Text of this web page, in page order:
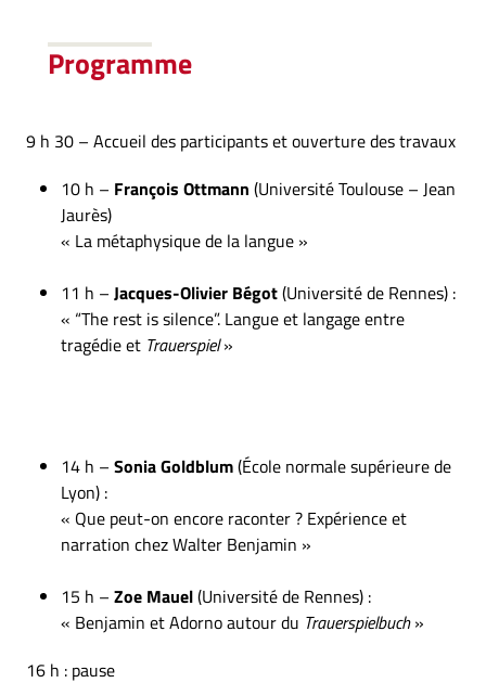
Programme
9 h 30 – Accueil des participants et ouverture des travaux
10 h – François Ottmann (Université Toulouse – Jean
Jaurès)
« La métaphysique de la langue »
11 h – Jacques-Olivier Bégot(Université de Rennes) :
« “The rest is silence”. Langue et langage entre
tragédie et Trauerspiel»
14 h – Sonia Goldblum(École normale supérieure de
Lyon) :
« Que peut-on encore raconter ? Expérience et
narration chez Walter Benjamin »
15 h – Zoe Mauel(Université de Rennes) :
« Benjamin et Adorno autour du Trauerspielbuch»
16 h : pause